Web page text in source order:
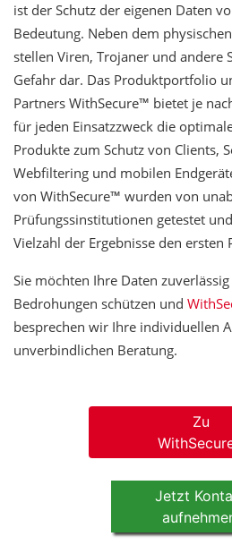
ist der Schutz der eigenen Daten
Bedeutung. Neben dem
stellen Viren, Trojaner und andere
Gefahr dar. Das Produktportfolio
Partners WithSecure™ bietet je
für jeden Einsatzzweck die
Produkte zum Schutz von Clients,
Webfiltering und mobilen
von WithSecure™ wurden von
Prüfungssinstitutionen getestet
Vielzahl der Ergebnisse den ersten
Sie möchten Ihre Daten
Bedrohungen schützen und
besprechen wir Ihre individuellen
unverbindlichen Beratung.
Zu
Jetzt